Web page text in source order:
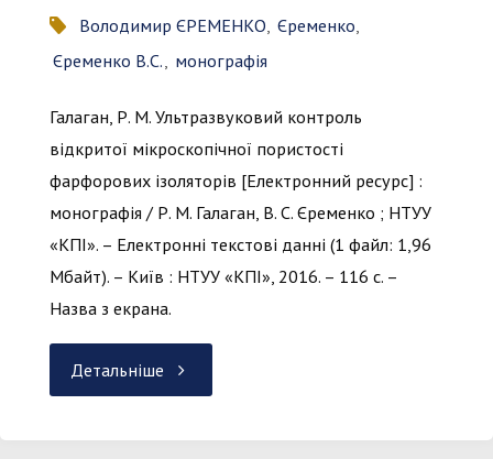
Володимир ЄРЕМЕНКО, Єременко,
Єременко В.С., монографія
Галаган, Р. М. Ультразвуковий контроль
відкритої мікроскопічної пористості
фарфорових ізоляторів [Електронний ресурс] :
монографія / Р. М. Галаган, В. С. Єременко ; НТУУ
«КПІ». – Електронні текстові данні (1 файл: 1,96
Мбайт). – Київ : НТУУ «КПІ», 2016. – 116 с. –
Назва з екрана.
Детальніше "Ультразвуковий